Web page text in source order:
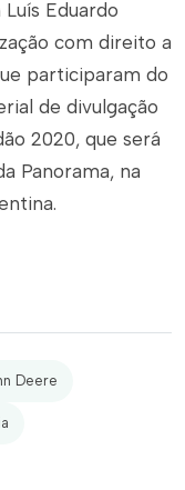
Eduardo
com direito a
participaram do
de divulgação
2020, que será
Panorama, na
Deere